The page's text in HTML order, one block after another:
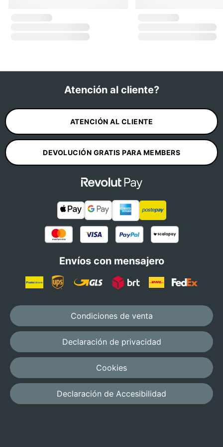
Atención al cliente?
ATENCIÓN AL CLIENTE
DEVOLUCIÓN GRATIS PARA MEMBERS
Envíos con mensajero
Condiciones de venta
Declaración de privacidad
Cookies
Declaración de Accesibilidad